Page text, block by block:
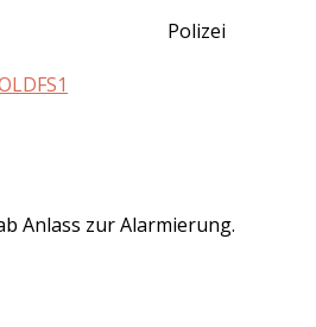
Polizei
Anlass zur Alarmierung.